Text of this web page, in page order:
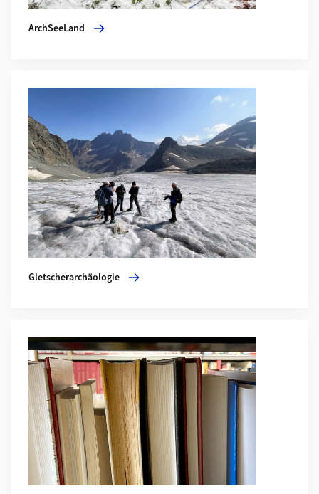
ArchSeeLand
Gletscherarchäologie
Mehr zu Abgeschlossene Projekte